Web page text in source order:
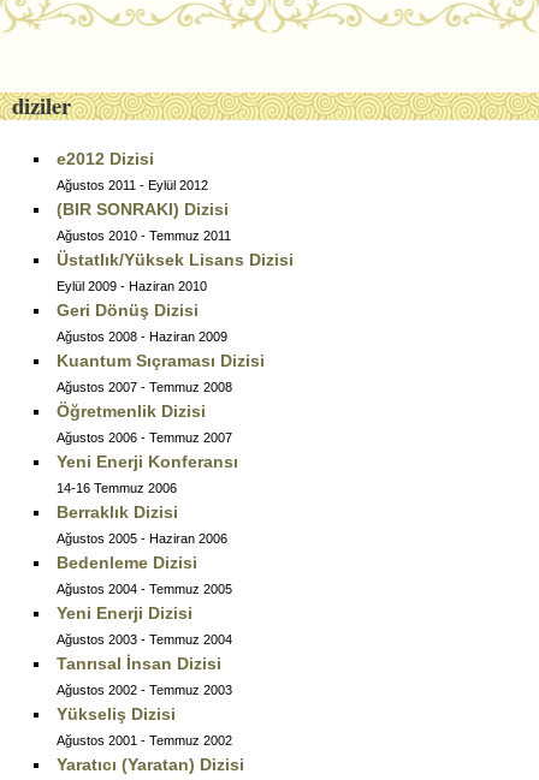
Post navigation
diziler
e2012 Dizisi
Ağustos 2011 - Eylül 2012
(BIR SONRAKI) Dizisi
Ağustos 2010 - Temmuz 2011
Üstatlık/Yüksek Lisans Dizisi
Eylül 2009 - Haziran 2010
Geri Dönüş Dizisi
Ağustos 2008 - Haziran 2009
Kuantum Sıçraması Dizisi
Ağustos 2007 - Temmuz 2008
Öğretmenlik Dizisi
Ağustos 2006 - Temmuz 2007
Yeni Enerji Konferansı
14-16 Temmuz 2006
Berraklık Dizisi
Ağustos 2005 - Haziran 2006
Bedenleme Dizisi
Ağustos 2004 - Temmuz 2005
Yeni Enerji Dizisi
Ağustos 2003 - Temmuz 2004
Tanrısal İnsan Dizisi
Ağustos 2002 - Temmuz 2003
Yükseliş Dizisi
Ağustos 2001 - Temmuz 2002
Yaratıcı (Yaratan) Dizisi